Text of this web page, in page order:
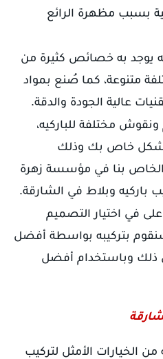
بسبب مظهرة الرائع
يوجد به خصائص كثيرة من
متنوعة، كما صُنع بمواد
عالية الجودة والدقة.
مختلفة للباركيه،
شكل خاص بك وذلك
بنا في مؤسسة زهرة
باركيه وبلاط في الشارقة.
في اختيار التصميم
بتركيبه بواسطة أفضل
ذلك وباستخدام أفضل
الخيارات الأمثل لتركيب